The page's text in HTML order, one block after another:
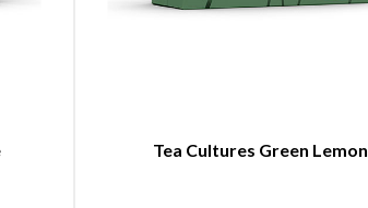
Tea Cultures Green Lemon